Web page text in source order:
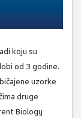
koju su
od 3 godine.
uzorke
druge
Biology